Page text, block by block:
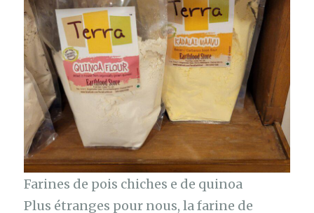
Farines de pois chiches e de quinoa
Plus étranges pour nous, la farine de